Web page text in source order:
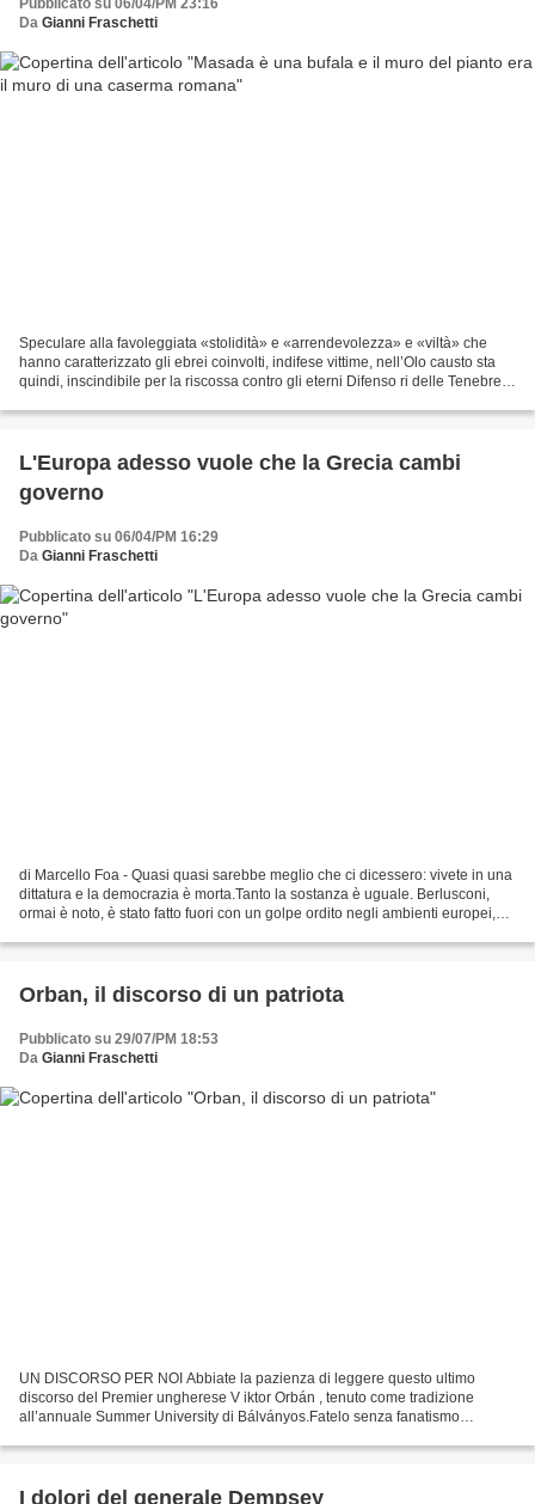
Pubblicato su 06/04/PM 23:16
Da Gianni Fraschetti
Speculare alla favoleggiata «stolidità» e «arrendevolezza» e «viltà» che
hanno caratterizzato gli ebrei coinvolti, indifese vittime, nell’Olo causto sta
quindi, inscindibile per la riscossa contro gli eterni Difenso ri delle Tenebre,
L'Europa adesso vuole che la Grecia cambi
governo
Pubblicato su 06/04/PM 16:29
Da Gianni Fraschetti
di Marcello Foa - Quasi quasi sarebbe meglio che ci dicessero: vivete in una
dittatura e la democrazia è morta.Tanto la sostanza è uguale. Berlusconi,
ormai è noto, è stato fatto fuori con un golpe ordito negli ambienti europei,
Orban, il discorso di un patriota
Pubblicato su 29/07/PM 18:53
Da Gianni Fraschetti
UN DISCORSO PER NOI Abbiate la pazienza di leggere questo ultimo
discorso del Premier ungherese V iktor Orbán , tenuto come tradizione
all’annuale Summer University di Bálványos.Fatelo senza fanatismo
I dolori del generale Dempsey